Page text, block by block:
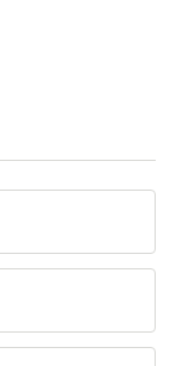
TAB) IN NEUEM